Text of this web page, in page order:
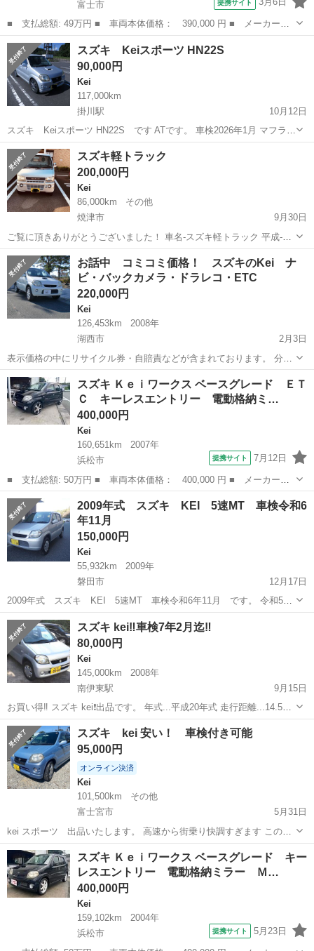
富士市
提携サイト
■ 支払総額: 49万円 ■ 車両本体価格： 390,000 円 ■ メーカー
名： スズキ ■ 車種名： Ｋｅｉワークス ■ グレード名： ５
速 レカロシート ■ 排気量： 660cc ■ ドア枚数： 5D ■ ミッシ
ョン...
静岡 富士市 Kei
スズキ Keiスポーツ HN22S
90,000円
Kei
117,000km
掛川駅
10月12日
スズキ Keiスポーツ HN22S です ATです。 車検2026年1月 マフラー
がフジツボです。 ダウンスプリングに交換。 リアハッチ、バンパーの
色違います。 助手席側フェンダーに凹み、補修しています。 エア...
静岡 掛川市 掛川駅 Kei
スズキ軽トラック
200,000円
Kei
86,000km
その他
焼津市
9月30日
ご覧に頂きありがとうございました！ 車名-スズキ軽トラック 平成-14
年 車検- 2026/09 まで 走行距離-86,000km 銀色 マヌアル エアコン付き
パワーステアリング有り 連絡先-080-9730-0286 車...
静岡 焼津市 Kei 軽トラック
お話中 コミコミ価格！ スズキのKei ナ
ビ・バックカメラ・ドラレコ・ETC
220,000円
Kei
126,453km
2008年
湖西市
2月3日
表示価格の中にリサイクル券・自賠責などが含まれております。 分か
らない事など、お気軽にお問合せ下さい。 これからの新生活・社会
人・自動車通勤などに最適なスズキのKeiです。 私自身、同型のKeiを
２回の所有歴があり...
静岡 湖西市 Kei
スズキ Ｋｅｉワークス ベースグレード ＥＴ
Ｃ キーレスエントリー 電動格納ミ…
400,000円
Kei
160,651km
2007年
浜松市
提携サイト 7月12日
■ 支払総額: 50万円 ■ 車両本体価格： 400,000 円 ■ メーカー
名： スズキ ■ 車種名： Ｋｅｉワークス ■ グレード名： ベー
スグレード ＥＴＣ キーレスエントリー 電動格納ミラー ＭＴ
ＡＢＳ ＣＤ Ｄ...
静岡 Kei
2009年式 スズキ KEI 5速MT 車検令和6
年11月
150,000円
Kei
55,932km
2009年
磐田市
12月17日
2009年式 スズキ KEI 5速MT 車検令和6年11月 です。 令和5年
11月に走行距離51000kmで購入，現在55932㎞です。（多少伸びま
す） 令和6年7月にスズキディーラーでエアコン修理をしてます。 ...
静岡 磐田市 Kei 令和5年
スズキ kei‼️車検7年2月迄‼️
80,000円
Kei
145,000km
2008年
南伊東駅
9月15日
お買い得‼️ スズキ kei❗️出品です。 年式...平成20年式 走行距離...14.5万
km 車検...7年2月17日迄 平成20年のkeiの出品です。 大きな傷凹み無
し❗️ 子傷はあります。タチペン済 機関は良好...
静岡 伊東市 南伊東駅 お買い得
スズキ kei 安い！ 車検付き可能
95,000円
オンライン決済
Kei
101,500km
その他
富士宮市
5月31日
kei スポーツ 出品いたします。 高速から街乗り快調すぎます この
車！ 外装 大きなキズ凹みは目立ちません ルーフスポイラー、リアバ
ンパークリアはげあり 内装 なかなかきれいです タバコくささ、ペッ
ト臭、気になりません...
静岡 富士宮市 預かり金
スズキ Ｋｅｉワークス ベースグレード キー
レスエントリー 電動格納ミラー Ｍ…
400,000円
Kei
159,102km
2004年
浜松市
提携サイト 5月23日